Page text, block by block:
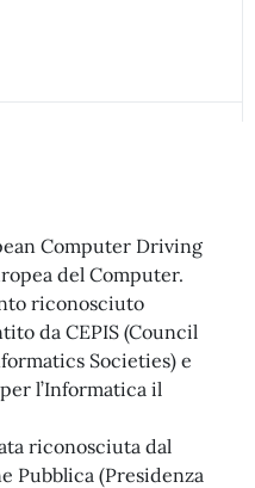
Computer Driving
del Computer.
riconosciuto
da CEPIS (Council
Societies) e
l’Informatica il
riconosciuta dal
Pubblica (Presidenza